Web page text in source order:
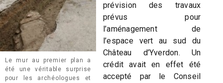
Le mur au premier plan a
été une véritable surprise
pour les archéologues et
prévision des travaux
prévus pour
l’aménagement de
l’espace vert au sud du
Château d’Yverdon. Un
crédit avait en effet été
accepté par le Conseil